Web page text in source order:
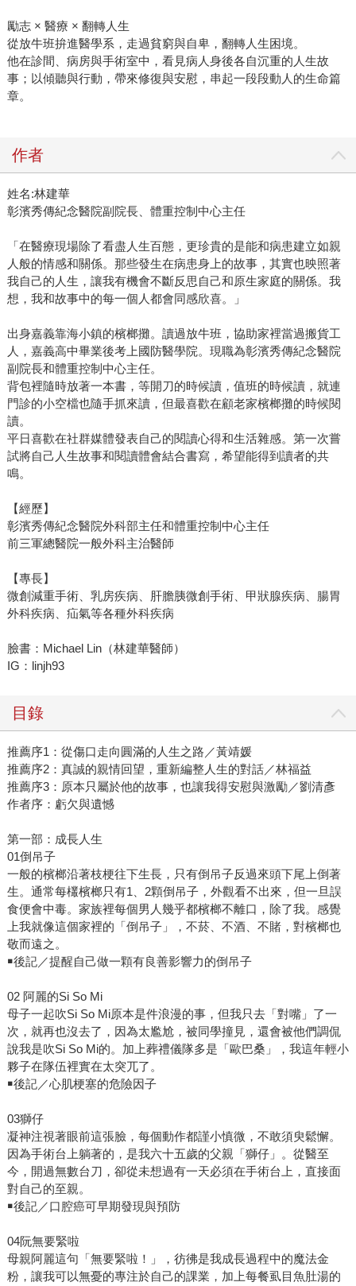
勵志 × 醫療 × 翻轉人生
從放牛班拚進醫學系，走過貧窮與自卑，翻轉人生困境。
他在診間、病房與手術室中，看見病人身後各自沉重的人生故
事；以傾聽與行動，帶來修復與安慰，串起一段段動人的生命篇
章。
作者
姓名:林建華
彰濱秀傳紀念醫院副院長、體重控制中心主任
「在醫療現場除了看盡人生百態，更珍貴的是能和病患建立如親
人般的情感和關係。那些發生在病患身上的故事，其實也映照著
我自己的人生，讓我有機會不斷反思自己和原生家庭的關係。我
想，我和故事中的每一個人都會同感欣喜。」
出身嘉義靠海小鎮的檳榔攤。讀過放牛班，協助家裡當過搬貨工
人，嘉義高中畢業後考上國防醫學院。現職為彰濱秀傳紀念醫院
副院長和體重控制中心主任。
背包裡隨時放著一本書，等開刀的時候讀，值班的時候讀，就連
門診的小空檔也隨手抓來讀，但最喜歡在顧老家檳榔攤的時候閱
讀。
平日喜歡在社群媒體發表自己的閱讀心得和生活雜感。第一次嘗
試將自己人生故事和閱讀體會結合書寫，希望能得到讀者的共
鳴。
【經歷】
彰濱秀傳紀念醫院外科部主任和體重控制中心主任
前三軍總醫院一般外科主治醫師
【專長】
微創減重手術、乳房疾病、肝膽胰微創手術、甲狀腺疾病、腸胃
外科疾病、疝氣等各種外科疾病
臉書：Michael Lin（林建華醫師）
IG：linjh93
目錄
推薦序1：從傷口走向圓滿的人生之路／黃靖媛
推薦序2：真誠的親情回望，重新編整人生的對話／林福益
推薦序3：原本只屬於他的故事，也讓我得安慰與激勵／劉清彥
作者序：虧欠與遺憾
第一部：成長人生
01倒吊子
一般的檳榔沿著枝梗往下生長，只有倒吊子反過來頭下尾上倒著
生。通常每欉檳榔只有1、2顆倒吊子，外觀看不出來，但一旦誤
食便會中毒。家族裡每個男人幾乎都檳榔不離口，除了我。感覺
上我就像這個家裡的「倒吊子」，不菸、不酒、不賭，對檳榔也
敬而遠之。
￭後記／提醒自己做一顆有良善影響力的倒吊子
02 阿麗的Si So Mi
母子一起吹Si So Mi原本是件浪漫的事，但我只去「對嘴」了一
次，就再也沒去了，因為太尷尬，被同學撞見，還會被他們調侃
說我是吹Si So Mi的。加上葬禮儀隊多是「歐巴桑」，我這年輕小
夥子在隊伍裡實在太突兀了。
￭後記／心肌梗塞的危險因子
03獅仔
凝神注視著眼前這張臉，每個動作都謹小慎微，不敢須臾鬆懈。
因為手術台上躺著的，是我六十五歲的父親「獅仔」。從醫至
今，開過無數台刀，卻從未想過有一天必須在手術台上，直接面
對自己的至親。
￭後記／口腔癌可早期發現與預防
04阮無要緊啦
母親阿麗這句「無要緊啦！」，彷彿是我成長過程中的魔法金
粉，讓我可以無憂的專注於自己的課業，加上每餐虱目魚肚湯的